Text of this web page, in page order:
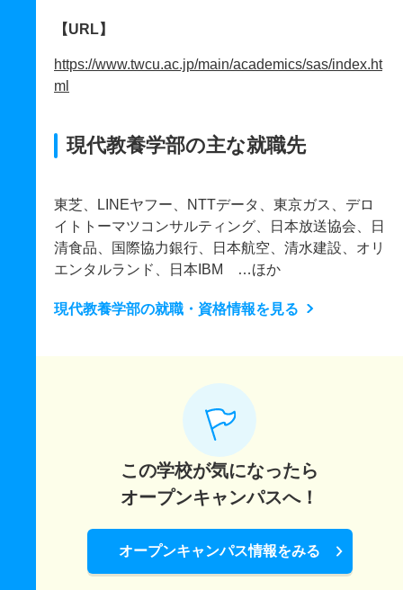
【URL】
https://www.twcu.ac.jp/main/academics/sas/index.ht
ml
現代教養学部の主な就職先
東芝、LINEヤフー、NTTデータ、東京ガス、デロ
イトトーマツコンサルティング、日本放送協会、日
清食品、国際協力銀行、日本航空、清水建設、オリ
エンタルランド、日本IBM …ほか
現代教養学部の就職・資格情報を見る
この学校が気になったら
オープンキャンパスへ！
オープンキャンパス情報をみる